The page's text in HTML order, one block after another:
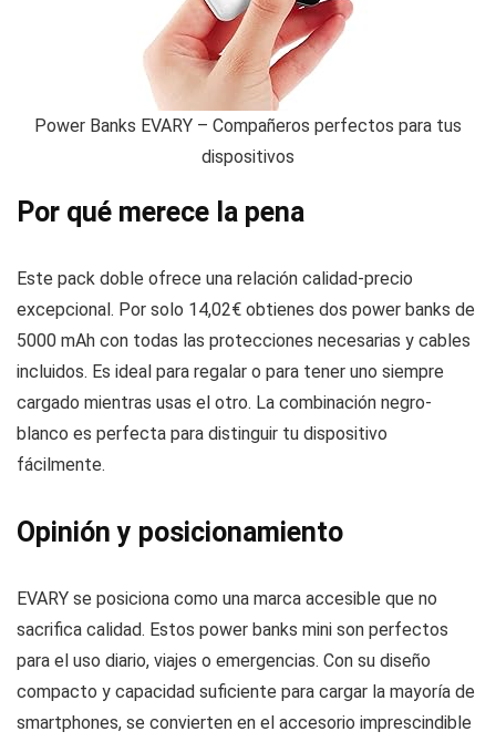
Power Banks EVARY – Compañeros perfectos para tus
dispositivos
Por qué merece la pena
Este pack doble ofrece una relación calidad-precio
excepcional. Por solo 14,02€ obtienes dos power banks de
5000 mAh con todas las protecciones necesarias y cables
incluidos. Es ideal para regalar o para tener uno siempre
cargado mientras usas el otro. La combinación negro-
blanco es perfecta para distinguir tu dispositivo
fácilmente.
Opinión y posicionamiento
EVARY se posiciona como una marca accesible que no
sacrifica calidad. Estos power banks mini son perfectos
para el uso diario, viajes o emergencias. Con su diseño
compacto y capacidad suficiente para cargar la mayoría de
smartphones, se convierten en el accesorio imprescindible